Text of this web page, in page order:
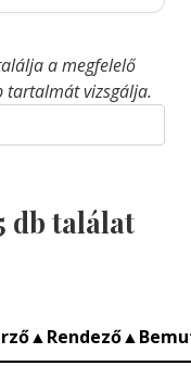
a megfelelő
tartalmát vizsgálja.
db találat
▲Rendező▲